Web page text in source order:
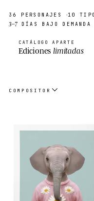
36 PERSONAJES ·10
3–7 DÍAS BAJO DEMANDA
CATÁLOGO APARTE
Ediciones limitadas
COMPOSITOR